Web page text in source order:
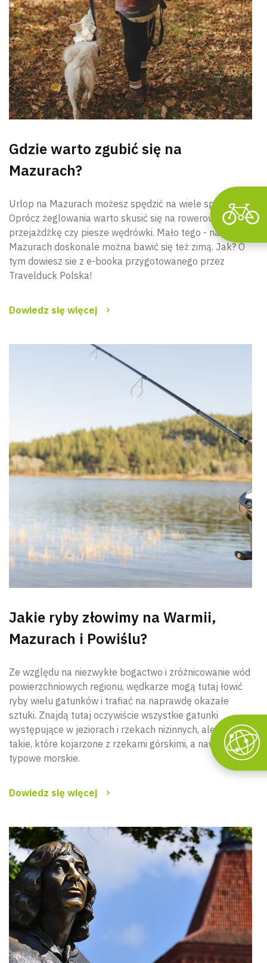
Gdzie warto zgubić się na
Mazurach?
Urlop na Mazurach możesz spędzić na wiele sposobów.
Oprócz żeglowania warto skusić się na rowerową
przejażdżkę czy piesze wędrówki. Mało tego - na
Mazurach doskonale można bawić się też zimą. Jak? O
tym dowiesz sie z e-booka przygotowanego przez
Travelduck Polska!
Dowiedz się więcej
Jakie ryby złowimy na Warmii,
Mazurach i Powiślu?
Ze względu na niezwykłe bogactwo i zróżnicowanie wód
powierzchniowych regionu, wędkarze mogą tutaj łowić
ryby wielu gatunków i trafiać na naprawdę okazałe
sztuki. Znajdą tutaj oczywiście wszystkie gatunki
występujące w jeziorach i rzekach nizinnych, ale również
takie, które kojarzone z rzekami górskimi, a nawet
typowe morskie.
Dowiedz się więcej